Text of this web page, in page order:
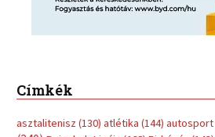
Címkék
asztalitenisz (130) atlétika (144) autosport